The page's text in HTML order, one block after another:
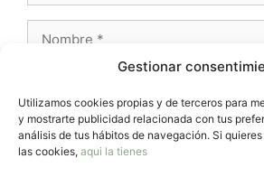
Gestionar
Utilizamos cookies propias y de terceros para
y mostrarte publicidad relacionada con tus
análisis de tus hábitos de navegación. Si
las cookies, aqui la tienes
electrónico
Web